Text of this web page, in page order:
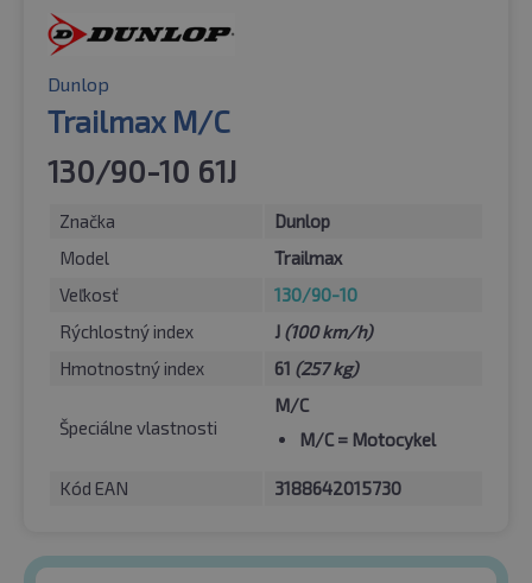
Dunlop
Trailmax M/C
130/90-10 61J
Značka
Dunlop
Model
Trailmax
Veľkosť
130/90-10
Rýchlostný index
J (100 km/h)
Hmotnostný index
61 (257 kg)
Špeciálne vlastnosti
M/C
M/C= Motocykel
Kód EAN 3188642015730